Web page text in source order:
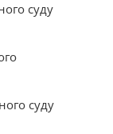
суду
суду